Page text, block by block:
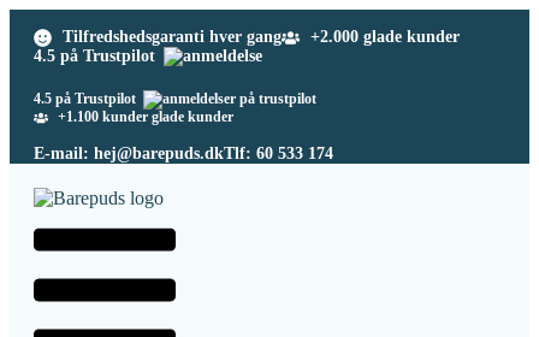
Tilfredshedsgaranti hver gang
+2.000 glade kunder
4.5 på Trustpilot
4.5 på Trustpilot
+1.100 kunder glade kunder
E-mail: hej@barepuds.dkTlf: 60 533 174